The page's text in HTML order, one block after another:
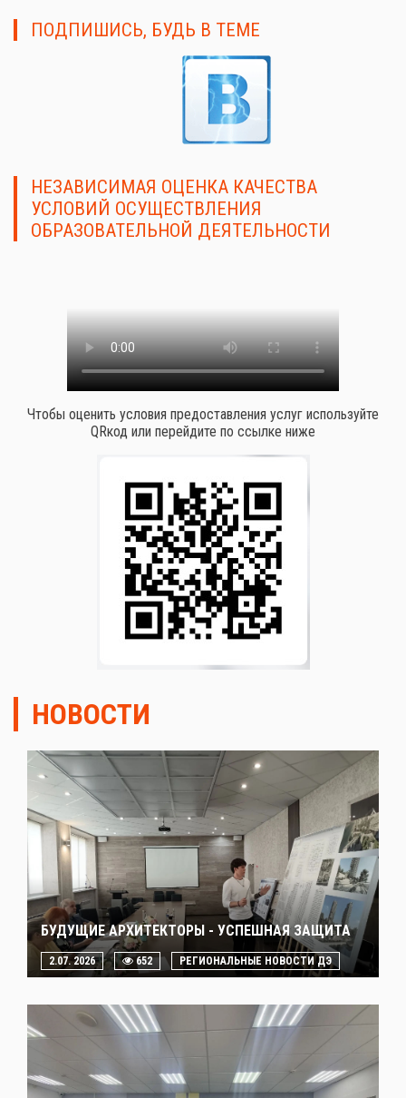
ПОДПИШИСЬ, БУДЬ В ТЕМЕ
НЕЗАВИСИМАЯ ОЦЕНКА КАЧЕСТВА
УСЛОВИЙ ОСУЩЕСТВЛЕНИЯ
ОБРАЗОВАТЕЛЬНОЙ ДЕЯТЕЛЬНОСТИ
Чтобы оценить условия предоставления услуг используйте
QRкод или перейдите по ссылке ниже
НОВОСТИ
БУДУЩИЕ АРХИТЕКТОРЫ - УСПЕШНАЯ ЗАЩИТА
2.07. 2026 652 РЕГИОНАЛЬНЫЕ НОВОСТИ ДЭ